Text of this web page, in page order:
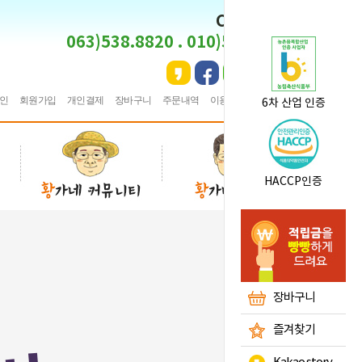
CS CENTER
063)538.8820 . 010)5495.8820
회원가입 개인결제 장바구니 주문내역 이용안내 ★즐겨찾기
6차 산업 인증
HACCP인증
장바구니
즐겨찾기